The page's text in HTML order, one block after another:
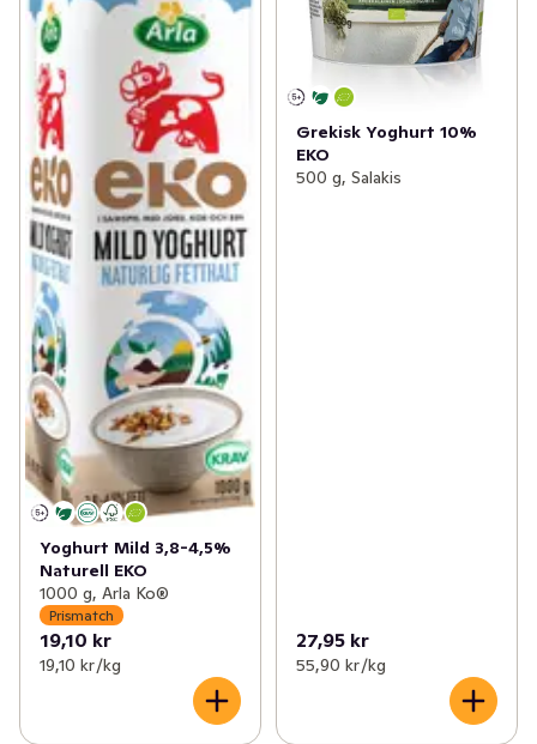
Yoghurt Mild 3,8-4,5%
Naturell EKO
1000 g, Arla Ko®
Prismatch
19,10 kr
19,10 kr /kg
Grekisk Yoghurt 10%
EKO
500 g, Salakis
27,95 kr
55,90 kr /kg